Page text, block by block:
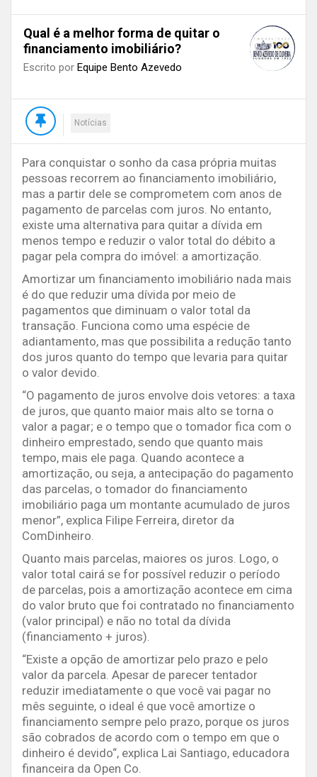
Qual é a melhor forma de quitar o
financiamento imobiliário?
Escrito por Equipe Bento Azevedo
Notícias
Para conquistar o sonho da casa própria muitas
pessoas recorrem ao financiamento imobiliário,
mas a partir dele se comprometem com anos de
pagamento de parcelas com juros. No entanto,
existe uma alternativa para quitar a dívida em
menos tempo e reduzir o valor total do débito a
pagar pela compra do imóvel: a amortização.
Amortizar um financiamento imobiliário nada mais
é do que reduzir uma dívida por meio de
pagamentos que diminuam o valor total da
transação. Funciona como uma espécie de
adiantamento, mas que possibilita a redução tanto
dos juros quanto do tempo que levaria para quitar
o valor devido.
“O pagamento de juros envolve dois vetores: a taxa
de juros, que quanto maior mais alto se torna o
valor a pagar; e o tempo que o tomador fica com o
dinheiro emprestado, sendo que quanto mais
tempo, mais ele paga. Quando acontece a
amortização, ou seja, a antecipação do pagamento
das parcelas, o tomador do financiamento
imobiliário paga um montante acumulado de juros
menor”, explica Filipe Ferreira, diretor da
ComDinheiro.
Quanto mais parcelas, maiores os juros. Logo, o
valor total cairá se for possível reduzir o período
de parcelas, pois a amortização acontece em cima
do valor bruto que foi contratado no financiamento
(valor principal) e não no total da dívida
(financiamento + juros).
“Existe a opção de amortizar pelo prazo e pelo
valor da parcela. Apesar de parecer tentador
reduzir imediatamente o que você vai pagar no
mês seguinte, o ideal é que você amortize o
financiamento sempre pelo prazo, porque os juros
são cobrados de acordo com o tempo em que o
dinheiro é devido“, explica Lai Santiago, educadora
financeira da Open Co.